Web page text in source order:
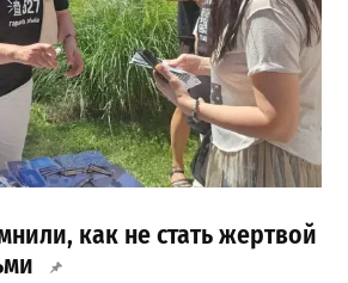
как не стать жертвой